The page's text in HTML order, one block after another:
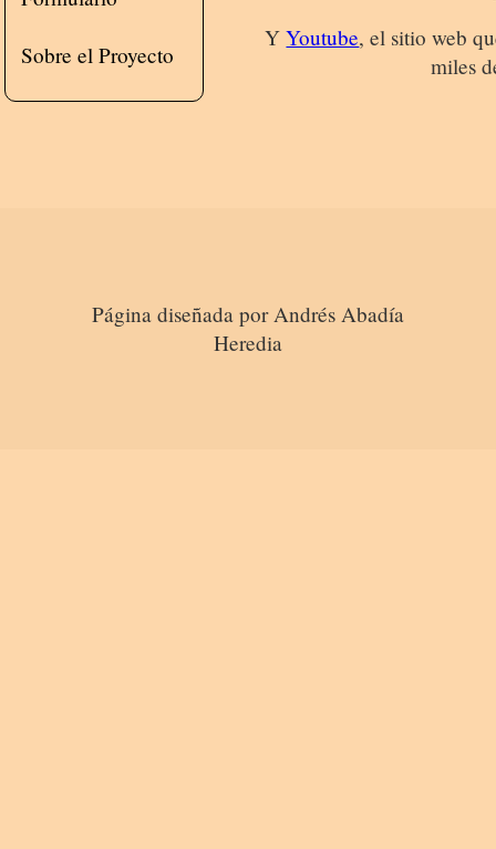
YYoutube, el sitio web
miles
Sobre el Proyecto
Página diseñada por Andrés Abadía
Heredia